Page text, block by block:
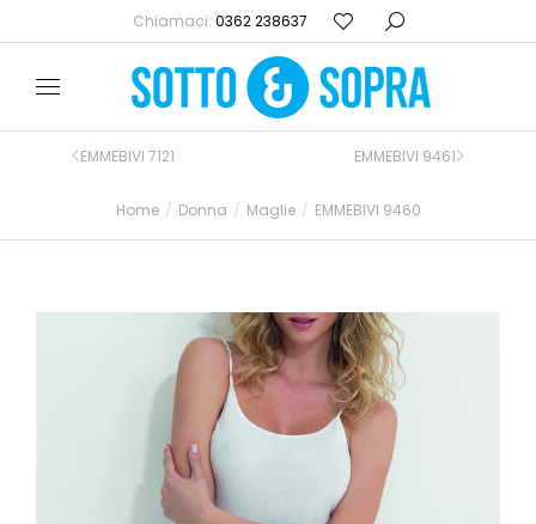
Chiamaci: 0362 238637
Tu sei qui:Home Donna Maglie EMMEBIVI 9460
EMMEBIVI 7121 EMMEBIVI 9461